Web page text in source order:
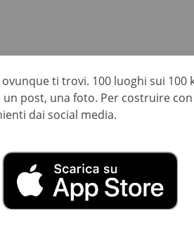
ti trovi. 100 luoghi sui 100
post, una foto. Per costruire
dai social media.